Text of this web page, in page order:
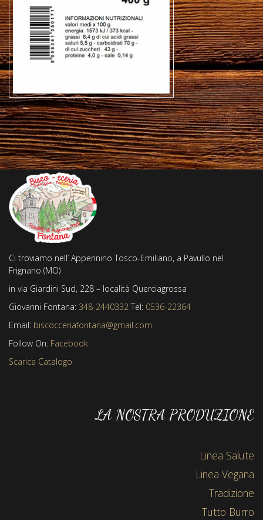
Ci troviamo nell’ Appennino Tosco-Emiliano, a Pavullo nel
Frignano (MO)
in via Giardini Sud, 228 – località Querciagrossa
Giovanni Fontana: 348-2440332 Tel: 0536-22364
Email: biscocceriafontana@gmail.com
Follow On: Facebook
Scarica Catalogo
LA NOSTRA PRODUZIONE
Linea Salute
Linea Vegana
Tradizione
Tutto Burro